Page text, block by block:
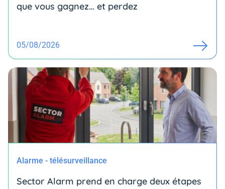
que vous gagnez… et perdez
05/08/2026
Alarme - télésurveillance
Sector Alarm prend en charge deux étapes